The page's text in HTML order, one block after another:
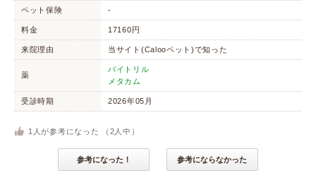
ペット保険 -
料金 17160円
来院理由 当サイト(Calooペット)で知った
薬
バイトリル
メタカム
受診時期 2026年05月
1 人が参考になった （ 2 人中）
参考になった！ 参考にならなかった